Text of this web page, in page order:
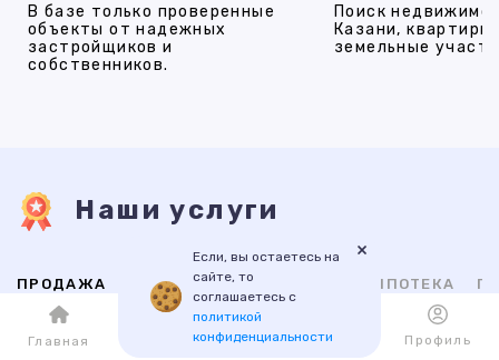
В базе только проверенные
объекты от надежных
застройщиков и
собственников.
Поиск
Казани,
земельные
Наши услуги
ПРОДАЖА АРЕНДА НОВОСТРОЙКИ ИПОТЕКА
ВТОРИЧНАЯ НОВОСТРОЙКИ
Если, вы остаетесь на
сайте, то
соглашаетесь с
политикой
конфиденциальности
×
Главная Каталог Избранное Профиль